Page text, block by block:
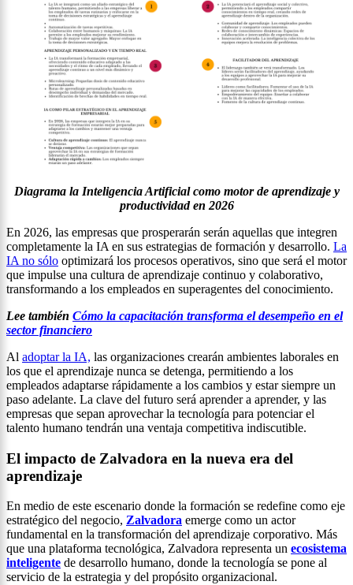
Diagrama la Inteligencia Artificial como motor de aprendizaje y
productividad en 2026
En 2026, las empresas que prosperarán serán aquellas que integren
completamente la IA en sus estrategias de formación y desarrollo. La
IA no sólo optimizará los procesos operativos, sino que será el motor
que impulse una cultura de aprendizaje continuo y colaborativo,
transformando a los empleados en superagentes del conocimiento.
Lee también Cómo la capacitación transforma el desempeño en el
sector financiero
Al adoptar la IA, las organizaciones crearán ambientes laborales en
los que el aprendizaje nunca se detenga, permitiendo a los
empleados adaptarse rápidamente a los cambios y estar siempre un
paso adelante. La clave del futuro será aprender a aprender, y las
empresas que sepan aprovechar la tecnología para potenciar el
talento humano tendrán una ventaja competitiva indiscutible.
El impacto de Zalvadora en la nueva era del
aprendizaje
En medio de este escenario donde la formación se redefine como eje
estratégico del negocio, Zalvadora emerge como un actor
fundamental en la transformación del aprendizaje corporativo. Más
que una plataforma tecnológica, Zalvadora representa un ecosistema
inteligente de desarrollo humano, donde la tecnología se pone al
servicio de la estrategia y del propósito organizacional.